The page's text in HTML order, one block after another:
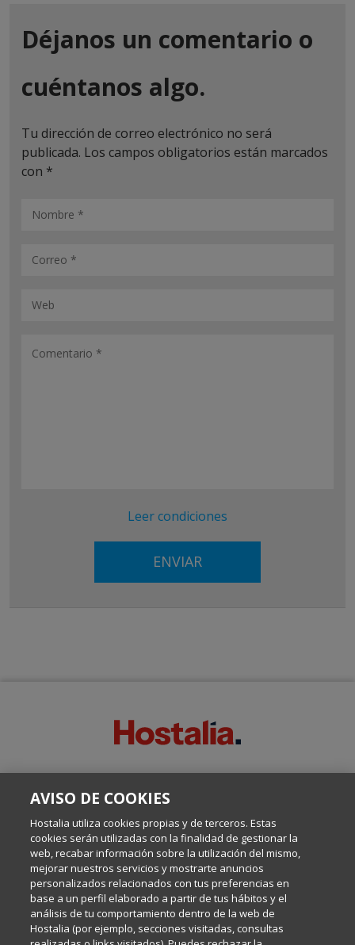
Déjanos un comentario o
cuéntanos algo.
Tu dirección de correo electrónico no será
publicada. Los campos obligatorios están marcados
con *
Leer condiciones
Escrito por el equipo de Comunicación de Hostalia, dirigido por
Internet y Tecnología.
Política de privacidad
Política de cookies
AVISO DE COOKIES
Hostalia utiliza cookies propias y de terceros. Estas
cookies serán utilizadas con la finalidad de gestionar la
web, recabar información sobre la utilización del mismo,
mejorar nuestros servicios y mostrarte anuncios
personalizados relacionados con tus preferencias en
base a un perfil elaborado a partir de tus hábitos y el
análisis de tu comportamiento dentro de la web de
Hostalia (por ejemplo, secciones visitadas, consultas